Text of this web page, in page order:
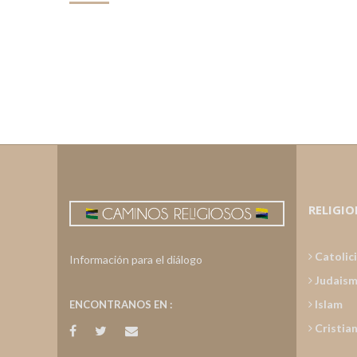
Información para el diálogo
ENCONTRANOS EN :
Islam